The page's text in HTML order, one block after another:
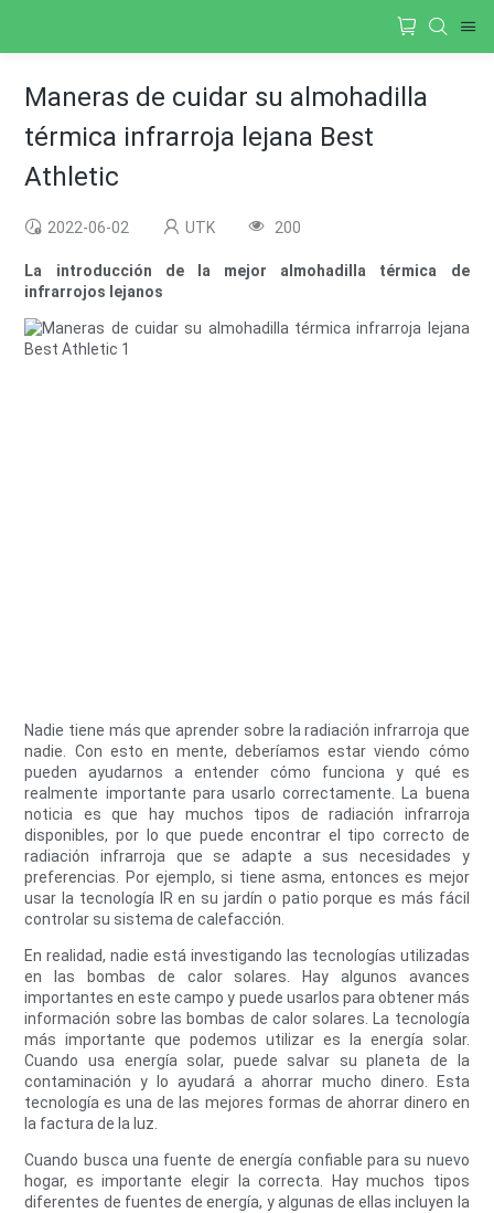
Maneras de cuidar su almohadilla
térmica infrarroja lejana Best
Athletic
2022-06-02 UTK 200
La introducción de la mejor almohadilla térmica de
infrarrojos lejanos
Nadie tiene más que aprender sobre la radiación infrarroja que
nadie. Con esto en mente, deberíamos estar viendo cómo
pueden ayudarnos a entender cómo funciona y qué es
realmente importante para usarlo correctamente. La buena
noticia es que hay muchos tipos de radiación infrarroja
disponibles, por lo que puede encontrar el tipo correcto de
radiación infrarroja que se adapte a sus necesidades y
preferencias. Por ejemplo, si tiene asma, entonces es mejor
usar la tecnología IR en su jardín o patio porque es más fácil
controlar su sistema de calefacción.
En realidad, nadie está investigando las tecnologías utilizadas
en las bombas de calor solares. Hay algunos avances
importantes en este campo y puede usarlos para obtener más
información sobre las bombas de calor solares. La tecnología
más importante que podemos utilizar es la energía solar.
Cuando usa energía solar, puede salvar su planeta de la
contaminación y lo ayudará a ahorrar mucho dinero. Esta
tecnología es una de las mejores formas de ahorrar dinero en
la factura de la luz.
Cuando busca una fuente de energía confiable para su nuevo
hogar, es importante elegir la correcta. Hay muchos tipos
diferentes de fuentes de energía, y algunas de ellas incluyen la